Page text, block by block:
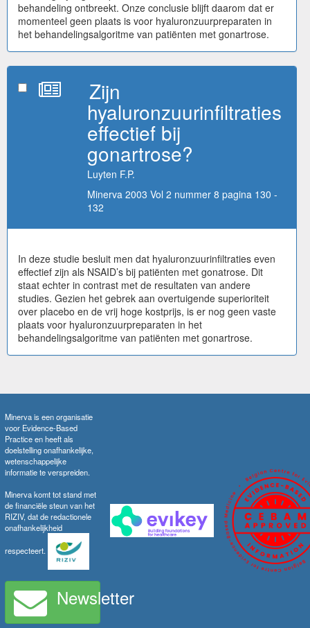
behandeling ontbreekt. Onze conclusie blijft daarom dat er
momenteel geen plaats is voor hyaluronzuurpreparaten in
het behandelingsalgoritme van patiënten met gonartrose.
Zijn
hyaluronzuurinfiltraties
effectief bij
gonartrose?
Luyten F.P.
Minerva 2003 Vol 2 nummer 8 pagina 130 -
132
In deze studie besluit men dat hyaluronzuurinfiltraties even
effectief zijn als NSAID’s bij patiënten met gonatrose. Dit
staat echter in contrast met de resultaten van andere
studies. Gezien het gebrek aan overtuigende superioriteit
over placebo en de vrij hoge kostprijs, is er nog geen vaste
plaats voor hyaluronzuurpreparaten in het
behandelingsalgoritme van patiënten met gonartrose.
Minerva is een organisatie
voor Evidence-Based
Practice en heeft als
doelstelling onafhankelijke,
wetenschappelijke
informatie te verspreiden.
Minerva komt tot stand met
de financiële steun van het
RIZIV, dat de redactionele
onafhankelijkheid
respecteert.
Newsletter